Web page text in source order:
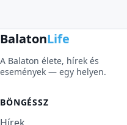
BalatonLife
A Balaton élete, hírek és
események — egy helyen.
BÖNGÉSSZ